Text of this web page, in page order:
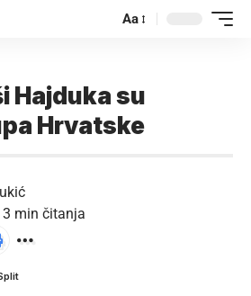
Aa
Hajduka su
Hrvatske
3 min čitanja